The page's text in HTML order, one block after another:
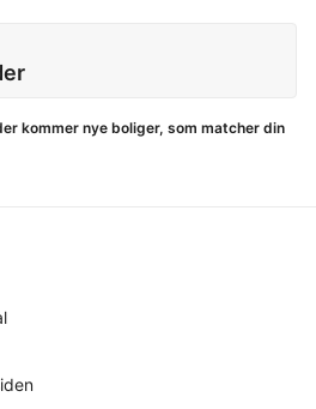
kommer nye boliger, som matcher din